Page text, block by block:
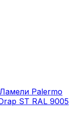
Ламели Palermo
ST RAL 9005